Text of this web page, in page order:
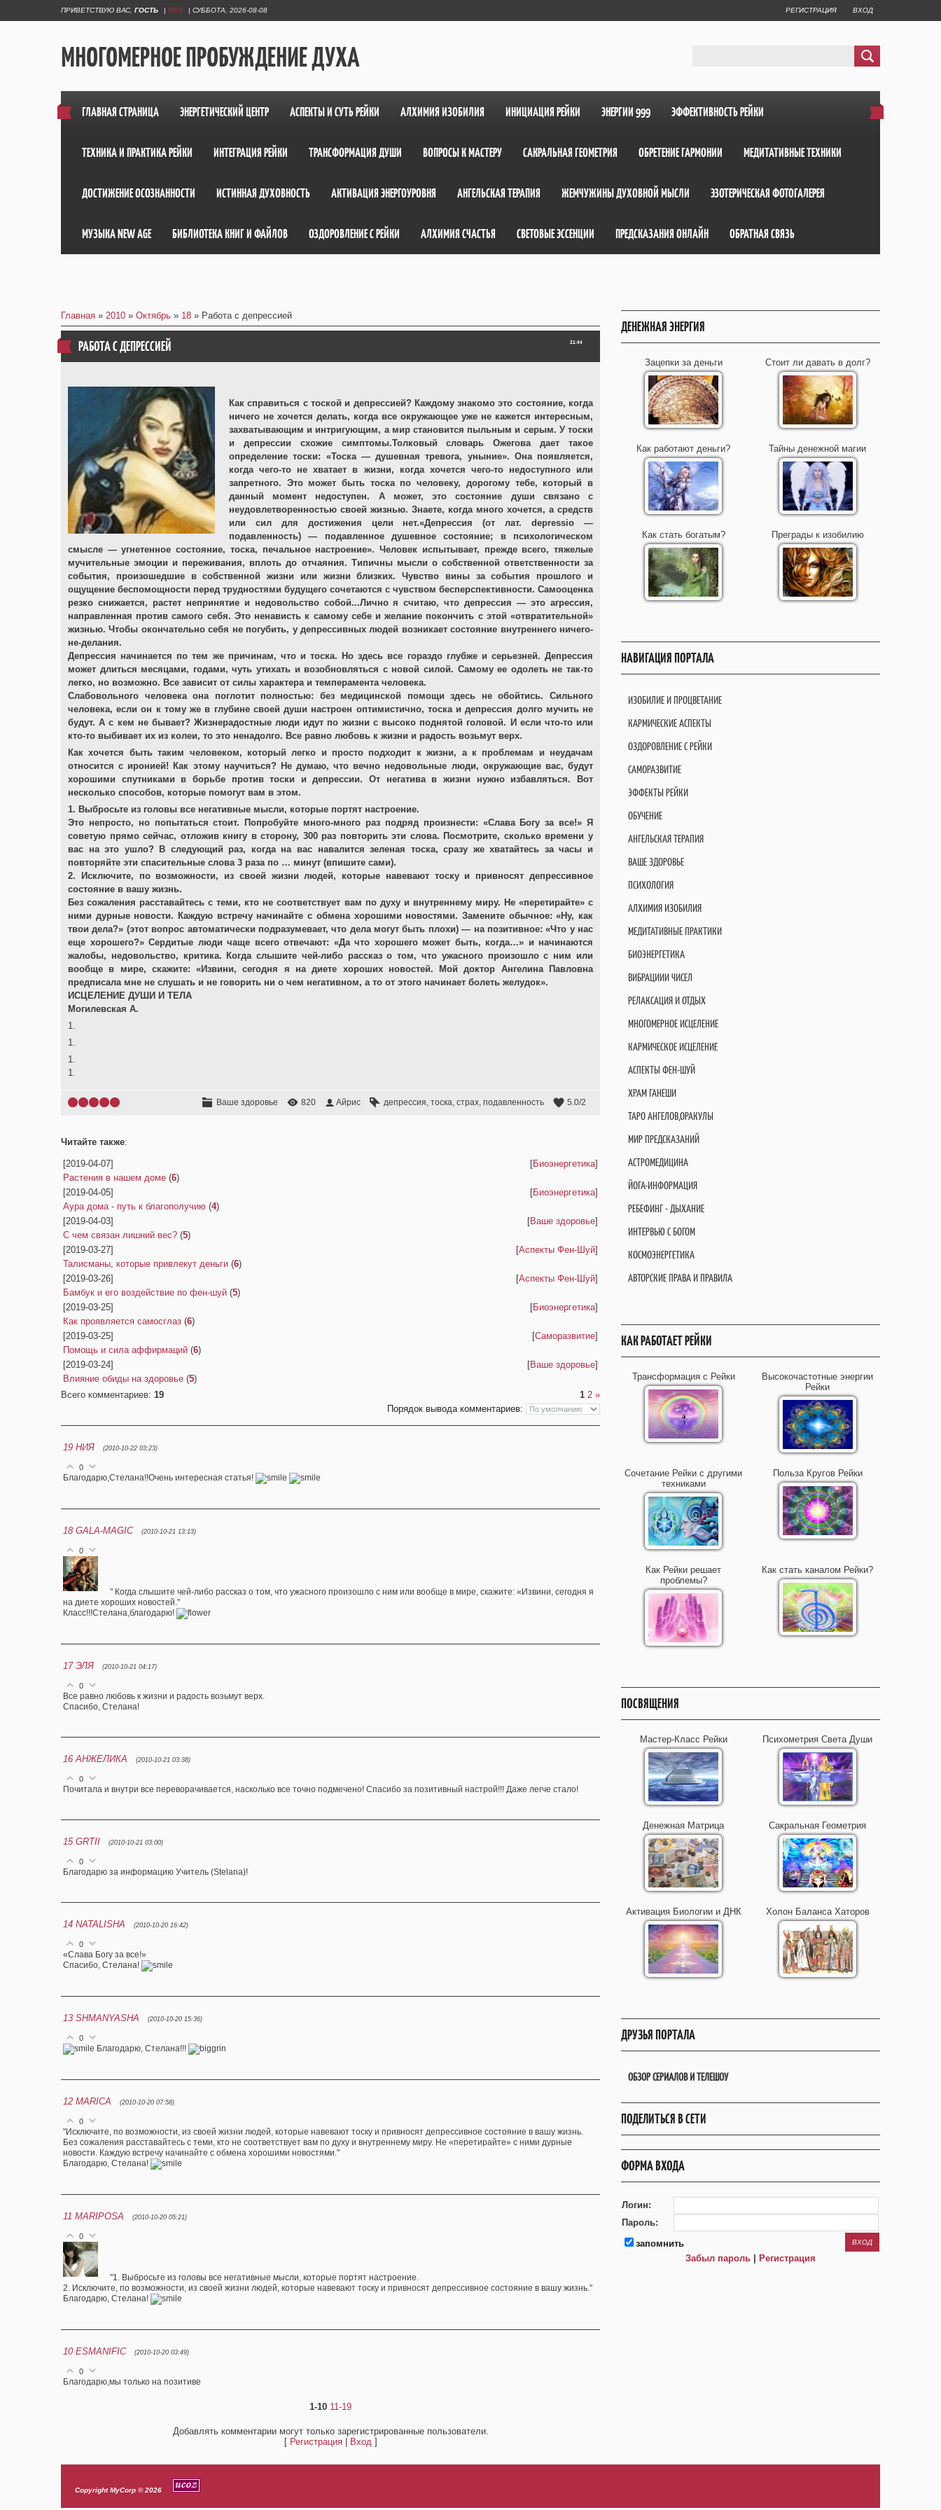
ПРИВЕТСТВУЮ ВАС ГОСТЬ | RSS | СУББОТА, 2026-08-08 РЕГИСТРАЦИЯ ВХОД
МНОГОМЕРНОЕ ПРОБУЖДЕНИЕ ДУХА
ГЛАВНАЯ СТРАНИЦА ЭНЕРГЕТИЧЕСКИЙ ЦЕНТР АСПЕКТЫ И СУТЬ РЕЙКИ АЛХИМИЯ ИЗОБИЛИЯ ИНИЦИАЦИЯ РЕЙКИ ЭНЕРГИИ 999 ЭФФЕКТИВНОСТЬ РЕЙКИ
ТЕХНИКА И ПРАКТИКА РЕЙКИ ИНТЕГРАЦИЯ РЕЙКИ ТРАНСФОРМАЦИЯ ДУШИ ВОПРОСЫ К МАСТЕРУ САКРАЛЬНАЯ ГЕОМЕТРИЯ ОБРЕТЕНИЕ ГАРМОНИИ МЕДИТАТИВНЫЕ ТЕХНИКИ
ДОСТИЖЕНИЕ ОСОЗНАННОСТИ ИСТИННАЯ ДУХОВНОСТЬ АКТИВАЦИЯ ЭНЕРГОУРОВНЯ АНГЕЛЬСКАЯ ТЕРАПИЯ ЖЕМЧУЖИНЫ ДУХОВНОЙ МЫСЛИ ЭЗОТЕРИЧЕСКАЯ ФОТОГАЛЕРЕЯ
МУЗЫКА NEW AGE БИБЛИОТЕКА КНИГ И ФАЙЛОВ ОЗДОРОВЛЕНИЕ С РЕЙКИ АЛХИМИЯ СЧАСТЬЯ СВЕТОВЫЕ ЭССЕНЦИИ ПРЕДСКАЗАНИЯ ОНЛАЙН ОБРАТНАЯ СВЯЗЬ
Главная » 2010 » Октябрь » 18 » Работа с депрессией
21:44
РАБОТА С ДЕПРЕССИЕЙ
Как справиться с тоской и депрессией? Каждому знакомо это состояние, когда
ничего не хочется делать, когда все окружающее уже не кажется интересным,
захватывающим и интригующим, а мир становится пыльным и серым. У тоски
и депрессии схожие симптомы.Толковый словарь Ожегова дает такое
определение тоски: «Тоска — душевная тревога, уныние». Она появляется,
когда чего-то не хватает в жизни, когда хочется чего-то недоступного или
запретного. Это может быть тоска по человеку, дорогому тебе, который в
данный момент недоступен. А может, это состояние души связано с
неудовлетворенностью своей жизнью. Знаете, когда много хочется, а средств
или сил для достижения цели нет.«Депрессия (от лат. depressio —
подавленность) — подавленное душевное состояние; в психологическом
смысле — угнетенное состояние, тоска, печальное настроение». Человек испытывает, прежде всего, тяжелые
мучительные эмоции и переживания, вплоть до отчаяния. Типичны мысли о собственной ответственности за
события, произошедшие в собственной жизни или жизни близких. Чувство вины за события прошлого и
ощущение беспомощности перед трудностями будущего сочетаются с чувством бесперспективности. Самооценка
резко снижается, растет непринятие и недовольство собой...Лично я считаю, что депрессия — это агрессия,
направленная против самого себя. Это ненависть к самому себе и желание покончить с этой «отвратительной»
жизнью. Чтобы окончательно себя не погубить, у депрессивных людей возникает состояние внутреннего ничего-
не-делания.
Депрессия начинается по тем же причинам, что и тоска. Но здесь все гораздо глубже и серьезней. Депрессия
может длиться месяцами, годами, чуть утихать и возобновляться с новой силой. Самому ее одолеть не так-то
легко, но возможно. Все зависит от силы характера и темперамента человека.
Слабовольного человека она поглотит полностью: без медицинской помощи здесь не обойтись. Сильного
человека, если он к тому же в глубине своей души настроен оптимистично, тоска и депрессия долго мучить не
будут. А с кем не бывает? Жизнерадостные люди идут по жизни с высоко поднятой головой. И если что-то или
кто-то выбивает их из колеи, то это ненадолго. Все равно любовь к жизни и радость возьмут верх.
Как хочется быть таким человеком, который легко и просто подходит к жизни, а к проблемам и неудачам
относится с иронией! Как этому научиться? Не думаю, что вечно недовольные люди, окружающие вас, будут
хорошими спутниками в борьбе против тоски и депрессии. От негатива в жизни нужно избавляться. Вот
несколько способов, которые помогут вам в этом.
1. Выбросьте из головы все негативные мысли, которые портят настроение.
Это непросто, но попытаться стоит. Попробуйте много-много раз подряд произнести: «Слава Богу за все!» Я
советую прямо сейчас, отложив книгу в сторону, 300 раз повторить эти слова. Посмотрите, сколько времени у
вас на это ушло? В следующий раз, когда на вас навалится зеленая тоска, сразу же хватайтесь за часы и
повторяйте эти спасительные слова 3 раза по … минут (впишите сами).
2. Исключите, по возможности, из своей жизни людей, которые навевают тоску и привносят депрессивное
состояние в вашу жизнь.
Без сожаления расставайтесь с теми, кто не соответствует вам по духу и внутреннему миру. Не «перетирайте» с
ними дурные новости. Каждую встречу начинайте с обмена хорошими новостями. Замените обычное: «Ну, как
твои дела?» (этот вопрос автоматически подразумевает, что дела могут быть плохи) — на позитивное: «Что у нас
еще хорошего?» Сердитые люди чаще всего отвечают: «Да что хорошего может быть, когда…» и начинаются
жалобы, недовольство, критика. Когда слышите чей-либо рассказ о том, что ужасного произошло с ним или
вообще в мире, скажите: «Извини, сегодня я на диете хороших новостей. Мой доктор Ангелина Павловна
предписала мне не слушать и не говорить ни о чем негативном, а то от этого начинает болеть желудок».
ИСЦЕЛЕНИЕ ДУШИ И ТЕЛА
Могилевская А.
1.
1.
1.
1.
Ваше здоровье 820 Айрис депрессия, тоска, страх, подавленность 5.0/2
Читайте также:
[2019-04-07] [Биоэнергетика]
Растения в нашем доме (6)
[2019-04-05]
[Биоэнергетика]
Аура дома - путь к благополучию (4)
[2019-04-03]
[Ваше здоровье]
С чем связан лишний вес? (5)
[2019-03-27]
[Аспекты Фен-Шуй]
Талисманы, которые привлекут деньги (6)
[2019-03-26]
[Аспекты Фен-Шуй]
Бамбук и его воздействие по фен-шуй (5)
[2019-03-25]
[Биоэнергетика]
Как проявляется самосглаз (6)
[2019-03-25]
[Саморазвитие]
Помощь и сила аффирмаций (6)
[2019-03-24]
[Ваше здоровье]
Влияние обиды на здоровье (5)
Всего комментариев: 19 1 2 »
Порядок вывода комментариев:
19 НИЯ (2010-10-22 03:23)
0
Благодарю,Стелана!!Очень интересная статья!
18 GALA-MAGIC (2010-10-21 13:13)
0
" Когда слышите чей-либо рассказ о том, что ужасного произошло с ним или вообще в мире, скажите: «Извини, сегодня я
на диете хороших новостей."
Класс!!!Стелана,благодарю!
17 ЭЛЯ (2010-10-21 04:17)
0
Все равно любовь к жизни и радость возьмут верх.
Спасибо, Стелана!
16 АНЖЕЛИКА (2010-10-21 03:38)
0
Почитала и внутри все переворачивается, насколько все точно подмечено! Спасибо за позитивный настрой!!! Даже легче стало!
15 GRTII (2010-10-21 03:00)
0
Благодарю за информацию Учитель (Stelana)!
14 NATALISHA (2010-10-20 16:42)
0
«Слава Богу за все!»
Спасибо, Стелана!
13 SHMANYASHA (2010-10-20 15:36)
0
Благодарю, Стелана!!!
12 MARICA (2010-10-20 07:58)
0
"Исключите, по возможности, из своей жизни людей, которые навевают тоску и привносят депрессивное состояние в вашу жизнь.
Без сожаления расставайтесь с теми, кто не соответствует вам по духу и внутреннему миру. Не «перетирайте» с ними дурные
новости. Каждую встречу начинайте с обмена хорошими новостями."
Благодарю, Стелана!
11 MARIPOSA (2010-10-20 05:21)
0
"1. Выбросьте из головы все негативные мысли, которые портят настроение.
2. Исключите, по возможности, из своей жизни людей, которые навевают тоску и привносят депрессивное состояние в вашу жизнь."
Благодарю, Стелана!
10 ESMANIFIC (2010-10-20 03:49)
0
Благодарю,мы только на позитиве
1-10 11-19
Добавлять комментарии могут только зарегистрированные пользователи.
[ Регистрация| Вход]
ДЕНЕЖНАЯ ЭНЕРГИЯ
Зацепки за деньги Стоит ли давать в долг?
Как работают деньги? Тайны денежной магии
Как стать богатым? Преграды к изобилию
НАВИГАЦИЯ ПОРТАЛА
ИЗОБИЛИЕ И ПРОЦВЕТАНИЕ
КАРМИЧЕСКИЕ АСПЕКТЫ
ОЗДОРОВЛЕНИЕ С РЕЙКИ
САМОРАЗВИТИЕ
ЭФФЕКТЫ РЕЙКИ
ОБУЧЕНИЕ
АНГЕЛЬСКАЯ ТЕРАПИЯ
ВАШЕ ЗДОРОВЬЕ
ПСИХОЛОГИЯ
АЛХИМИЯ ИЗОБИЛИЯ
МЕДИТАТИВНЫЕ ПРАКТИКИ
БИОЭНЕРГЕТИКА
ВИБРАЦИИИ ЧИСЕЛ
РЕЛАКСАЦИЯ И ОТДЫХ
МНОГОМЕРНОЕ ИСЦЕЛЕНИЕ
КАРМИЧЕСКОЕ ИСЦЕЛЕНИЕ
АСПЕКТЫ ФЕН-ШУЙ
ХРАМ ГАНЕШИ
ТАРО АНГЕЛОВ,ОРАКУЛЫ
МИР ПРЕДСКАЗАНИЙ
АСТРОМЕДИЦИНА
ЙОГА-ИНФОРМАЦИЯ
РЕБЕФИНГ - ДЫХАНИЕ
ИНТЕРВЬЮ С БОГОМ
КОСМОЭНЕРГЕТИКА
АВТОРСКИЕ ПРАВА И ПРАВИЛА
КАК РАБОТАЕТ РЕЙКИ
Трансформация с Рейки
Высокочастотные энергии
Рейки
Сочетание Рейки с другими
техниками
Польза Кругов Рейки
Как Рейки решает
проблемы?
Как стать каналом Рейки?
ПОСВЯЩЕНИЯ
Мастер-Класс Рейки Психометрия Света Души
Денежная Матрица Сакральная Геометрия
Активация Биологии и ДНК Холон Баланса Хаторов
ДРУЗЬЯ ПОРТАЛА
ОБЗОР СЕРИАЛОВ И ТЕЛЕШОУ
ПОДЕЛИТЬСЯ В СЕТИ
ФОРМА ВХОДА
Логин:
Пароль:
запомнить
Забыл пароль
Регистрация
Copyright MyCorp © 2026